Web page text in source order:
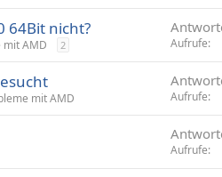
64Bit nicht?
mit AMD 2 Aufrufe
mit AMD Aufrufe
Aufrufe